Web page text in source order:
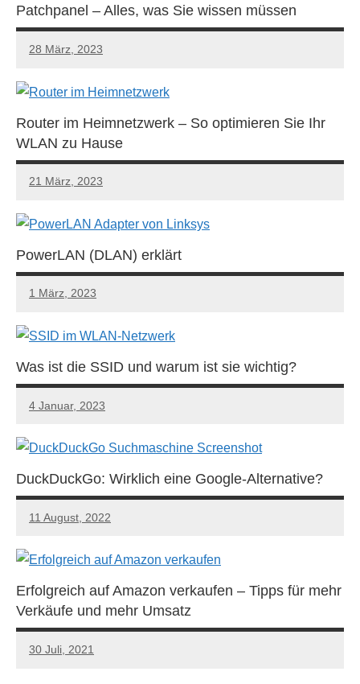
Patchpanel – Alles, was Sie wissen müssen
28 März, 2023
Router im Heimnetzwerk – So optimieren Sie Ihr
WLAN zu Hause
21 März, 2023
PowerLAN (DLAN) erklärt
1 März, 2023
Was ist die SSID und warum ist sie wichtig?
4 Januar, 2023
DuckDuckGo: Wirklich eine Google-Alternative?
11 August, 2022
Erfolgreich auf Amazon verkaufen – Tipps für mehr
Verkäufe und mehr Umsatz
30 Juli, 2021